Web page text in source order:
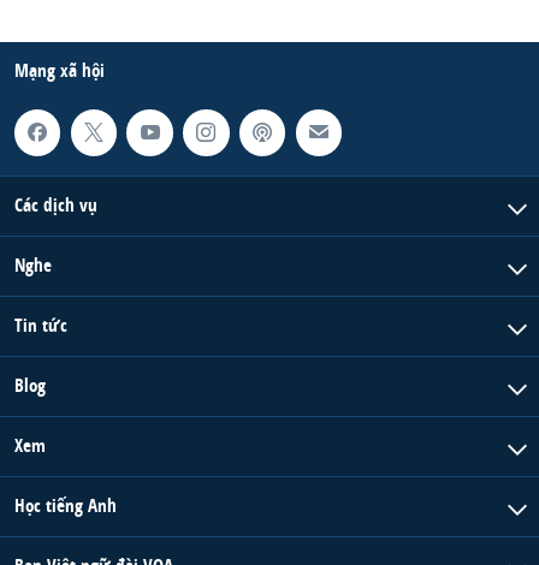
Mạng xã hội
Các dịch vụ
Nghe
Tin tức
Blog
Xem
Học tiếng Anh